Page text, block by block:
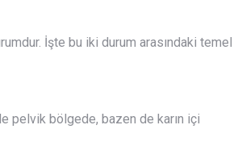
İşte bu iki durum arasındaki temel
pelvik bölgede, bazen de karın içi